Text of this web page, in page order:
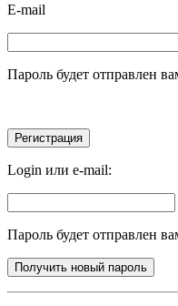
E-mail
Пароль будет отправлен
Login или e-mail:
Пароль будет отправлен